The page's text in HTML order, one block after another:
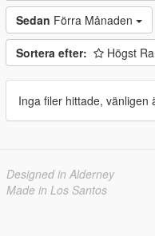
Sedan Förra Månaden
Sortera efter: Högst
Inga filer hittade, vänligen
Designed in Alderney
Made in Los Santos